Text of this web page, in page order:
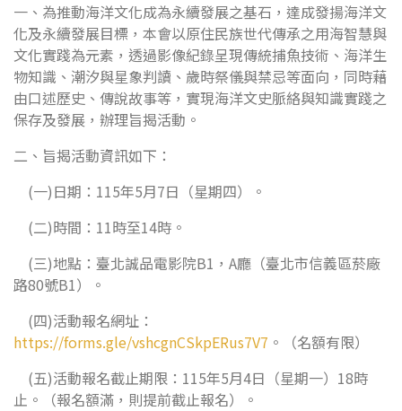
一、為推動海洋文化成為永續發展之基石，達成發揚海洋文
化及永續發展目標，本會以原住民族世代傳承之用海智慧與
文化實踐為元素，透過影像紀錄呈現傳統捕魚技術、海洋生
物知識、潮汐與星象判讀、歲時祭儀與禁忌等面向，同時藉
由口述歷史、傳說故事等，實現海洋文史脈絡與知識實踐之
保存及發展，辦理旨揭活動。
二、旨揭活動資訊如下：
(一)日期：115年5月7日（星期四）。
(二)時間：11時至14時。
(三)地點：臺北誠品電影院B1，A廳（臺北市信義區菸廠
路80號B1）。
(四)活動報名網址：
https://forms.gle/vshcgnCSkpERus7V7 。（名額有限）
(五)活動報名截止期限：115年5月4日（星期一）18時
止。（報名額滿，則提前截止報名）。